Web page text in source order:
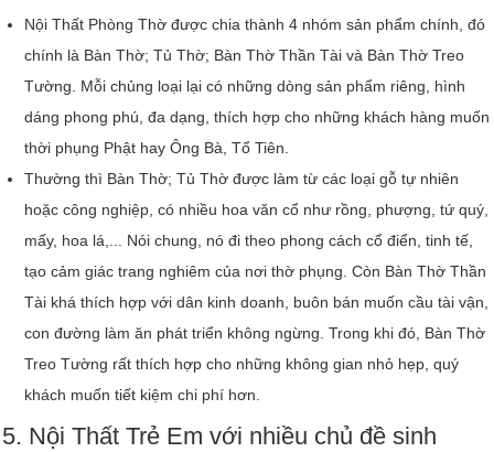
Nội Thất Phòng Thờ được chia thành 4 nhóm sản phẩm chính, đó
chính là Bàn Thờ; Tủ Thờ; Bàn Thờ Thần Tài và Bàn Thờ Treo
Tường. Mỗi chủng loại lại có những dòng sản phẩm riêng, hình
dáng phong phú, đa dạng, thích hợp cho những khách hàng muốn
thời phụng Phật hay Ông Bà, Tổ Tiên.
Thường thì Bàn Thờ; Tủ Thờ được làm từ các loại gỗ tự nhiên
hoặc công nghiệp, có nhiều hoa văn cổ như rồng, phượng, tứ quý,
mấy, hoa lá,... Nói chung, nó đi theo phong cách cổ điển, tinh tế,
tạo cảm giác trang nghiêm của nơi thờ phụng. Còn Bàn Thờ Thần
Tài khá thích hợp với dân kinh doanh, buôn bán muốn cầu tài vận,
con đường làm ăn phát triển không ngừng. Trong khi đó, Bàn Thờ
Treo Tường rất thích hợp cho những không gian nhỏ hẹp, quý
khách muốn tiết kiệm chi phí hơn.
5. Nội Thất Trẻ Em với nhiều chủ đề sinh